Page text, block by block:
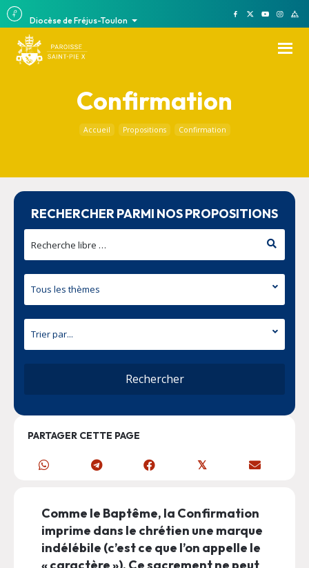
Diocèse de Fréjus-Toulon
Confirmation
Accueil Propositions Confirmation
RECHERCHER PARMI NOS PROPOSITIONS
PARTAGER CETTE PAGE
𝕏
Comme le Baptême, la Confirmation
imprime dans le chrétien une marque
indélébile (c’est ce que l’on appelle le